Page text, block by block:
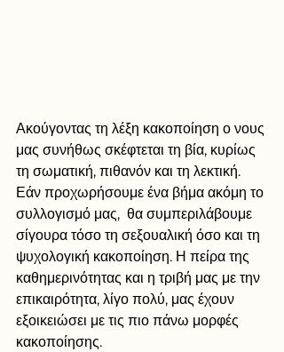
Ακούγοντας τη λέξη κακοποίηση ο νους
μας συνήθως σκέφτεται τη βία, κυρίως
τη σωματική, πιθανόν και τη λεκτική.
Εάν προχωρήσουμε ένα βήμα ακόμη το
συλλογισμό μας,  θα συμπεριλάβουμε
σίγουρα τόσο τη σεξουαλική όσο και τη
ψυχολογική κακοποίηση. Η πείρα της
καθημερινότητας και η τριβή μας με την
επικαιρότητα, λίγο πολύ, μας έχουν
εξοικειώσει με τις πιο πάνω μορφές
κακοποίησης.